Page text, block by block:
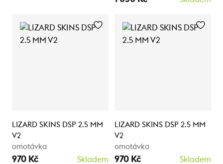
LIZARD SKINS DSP 2.5 MM
V2
omotávka
970 Kč Skladem
LIZARD SKINS DSP 2.5 MM
V2
omotávka
970 Kč Skladem